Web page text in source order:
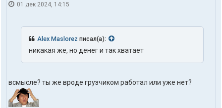
01 дек 2024, 14:15
Alex Maslorez писал(а):
никакая же, но денег и так хватает
всмысле? ты же вроде грузчиком работал или уже нет?